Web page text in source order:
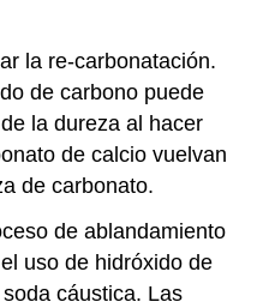
la re-carbonatación.
de carbono puede
la dureza al hacer
de calcio vuelvan
de carbonato.
de ablandamiento
uso de hidróxido de
cáustica. Las